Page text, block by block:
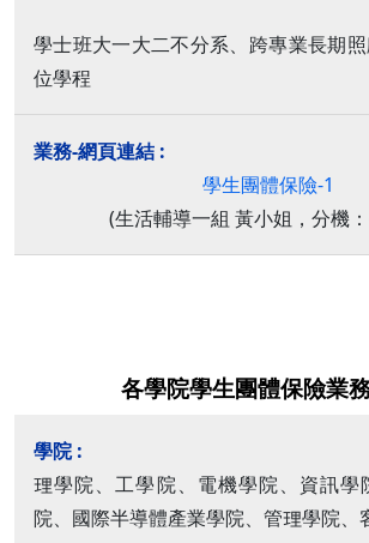
學士班大一大二不分系、跨專業長期
位學程
學生團體保險-1
(生活輔導一組 黃小姐，分機
各學院學生團體保險業
理學院、工學院、電機學院、資訊學
院、國際半導體產業學院、管理學院、